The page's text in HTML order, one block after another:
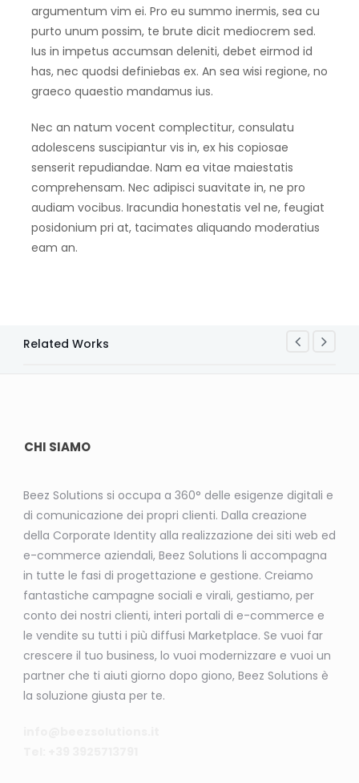
argumentum vim ei. Pro eu summo inermis, sea cu
purto unum possim, te brute dicit mediocrem sed.
Ius in impetus accumsan deleniti, debet eirmod id
has, nec quodsi definiebas ex. An sea wisi regione, no
graeco quaestio mandamus ius.
Nec an natum vocent complectitur, consulatu
adolescens suscipiantur vis in, ex his copiosae
senserit repudiandae. Nam ea vitae maiestatis
comprehensam. Nec adipisci suavitate in, ne pro
audiam vocibus. Iracundia honestatis vel ne, feugiat
posidonium pri at, tacimates aliquando moderatius
eam an.
Related Works
CHI SIAMO
Beez Solutions si occupa a 360° delle esigenze digitali e
di comunicazione dei propri clienti. Dalla creazione
della Corporate Identity alla realizzazione dei siti web ed
e-commerce aziendali, Beez Solutions li accompagna
in tutte le fasi di progettazione e gestione. Creiamo
fantastiche campagne sociali e virali, gestiamo, per
conto dei nostri clienti, interi portali di e-commerce e
le vendite su tutti i più diffusi Marketplace. Se vuoi far
crescere il tuo business, lo vuoi modernizzare e vuoi un
partner che ti aiuti giorno dopo giono, Beez Solutions è
la soluzione giusta per te.